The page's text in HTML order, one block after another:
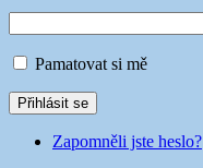
Pamatovat si mě
Přihlásit se
Zapomněli jste heslo?